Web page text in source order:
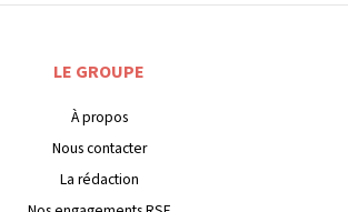
LE GROUPE
À propos
Nous contacter
La rédaction